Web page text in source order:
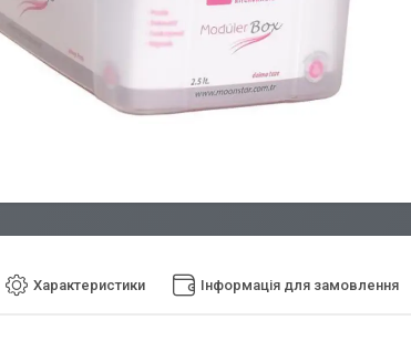
Характеристики Інформація для замовлення